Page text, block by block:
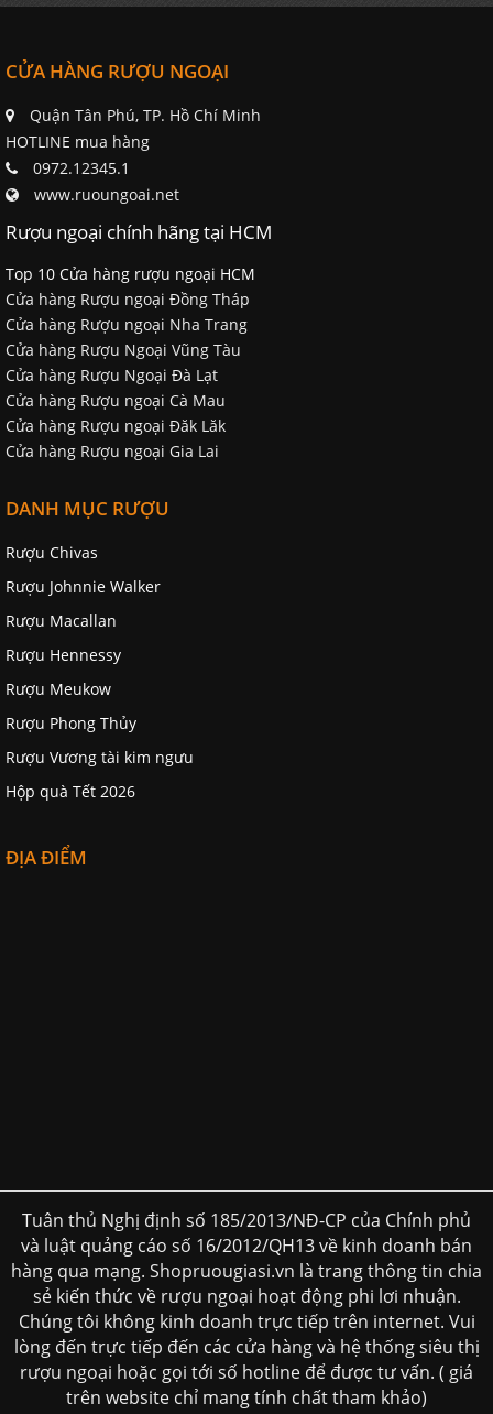
CỬA HÀNG RƯỢU NGOẠI
Quận Tân Phú, TP. Hồ Chí Minh
HOTLINE mua hàng
0972.12345.1
www.ruoungoai.net
Rượu ngoại chính hãng tại HCM
Top 10 Cửa hàng rượu ngoại HCM
Cửa hàng Rượu ngoại Đồng Tháp
Cửa hàng Rượu ngoại Nha Trang
Cửa hàng Rượu Ngoại Vũng Tàu
Cửa hàng Rượu Ngoại Đà Lạt
Cửa hàng Rượu ngoại Cà Mau
Cửa hàng Rượu ngoại Đăk Lăk
Cửa hàng Rượu ngoại Gia Lai
DANH MỤC RƯỢU
Rượu Chivas
Rượu Johnnie Walker
Rượu Macallan
Rượu Hennessy
Rượu Meukow
Rượu Phong Thủy
Rượu Vương tài kim ngưu
Hộp quà Tết 2026
ĐỊA ĐIỂM
Tuân thủ Nghị định số 185/2013/NĐ-CP của Chính phủ
và luật quảng cáo số 16/2012/QH13 về kinh doanh bán
hàng qua mạng. Shopruougiasi.vn là trang thông tin chia
sẻ kiến thức về rượu ngoại hoạt động phi lơi nhuận.
Chúng tôi không kinh doanh trực tiếp trên internet. Vui
lòng đến trực tiếp đến các cửa hàng và hệ thống siêu thị
rượu ngoại hoặc gọi tới số hotline để được tư vấn. ( giá
trên website chỉ mang tính chất tham khảo)